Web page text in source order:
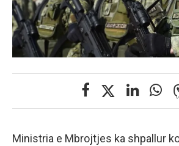
Ministria e Mbrojtjes ka shpallur